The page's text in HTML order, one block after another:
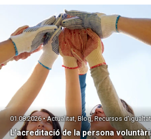
L’acreditació de la persona
01.08.2026 • Actualitat, Blog, Recursos